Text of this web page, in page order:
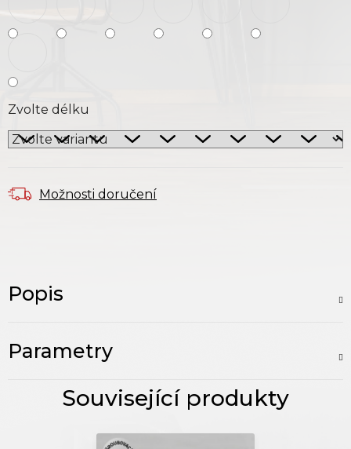
Zvolte délku
Možnosti doručení
Popis
Parametry